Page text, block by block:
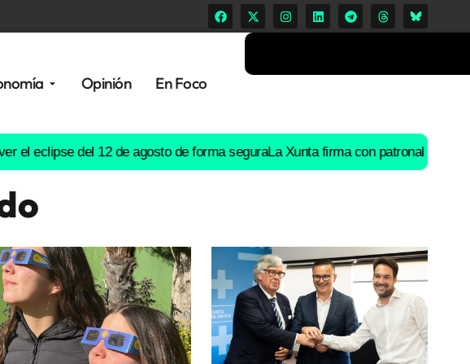
Opinión En Foco
del 12 de agosto de forma seguraLa Xunta firma con patronal y UGT un